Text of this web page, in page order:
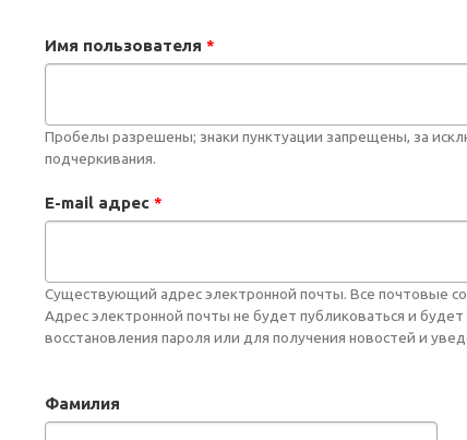
Имя пользователя *
Пробелы разрешены; знаки пунктуации запрещены, за
подчеркивания.
E-mail адрес *
Существующий адрес электронной почты. Все почтовые
Адрес электронной почты не будет публиковаться и
восстановления пароля или для получения новостей и
Фамилия